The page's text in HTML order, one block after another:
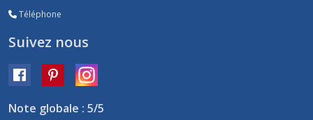
Téléphone
Suivez nous
Note globale : 5/5